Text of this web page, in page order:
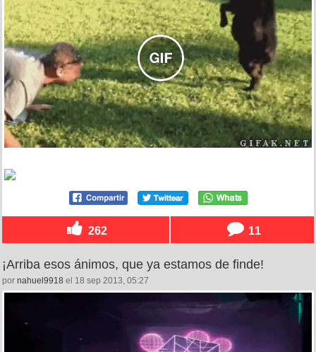
262 11
¡Arriba esos ánimos, que ya estamos de finde!
por nahuel9918 el 18 sep 2013, 05:27